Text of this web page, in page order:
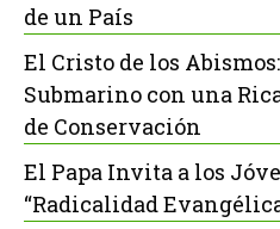
de un País
El Cristo de los
Submarino con una
de Conservación
El Papa Invita a los
“Radicalidad